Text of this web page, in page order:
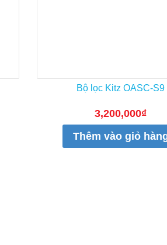
Bộ lọc Kitz OASC-S9
3,200,000₫
Thêm vào giỏ